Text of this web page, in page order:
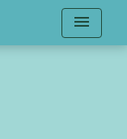
menu